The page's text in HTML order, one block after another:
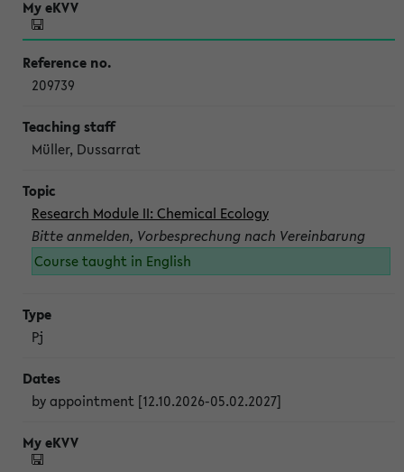
209739
Müller, Dussarrat
Research Module II: Chemical Ecology
Bitte anmelden, Vorbesprechung nach Vereinbarung
Course taught in English
Pj
by appointment [12.10.2026-05.02.2027]